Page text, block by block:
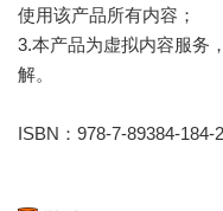
使用该产品所有内容；
3.本产品为虚拟内容服务
解。
ISBN：978-7-89384-184-2